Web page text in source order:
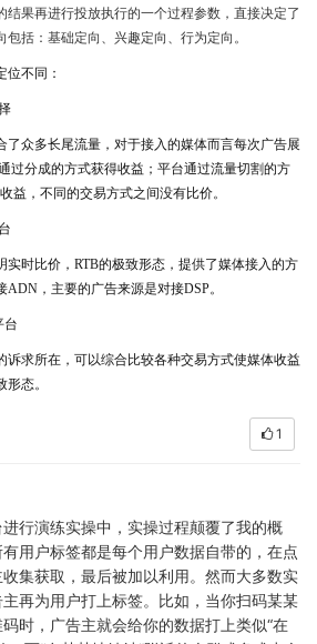
结果再进行投放执行的一个过程参数，直接决定了
括：基础定向、兴趣定向、行为定向。
位不同 ：
了众多长尾流量，对于接入的媒体而言每次广告展
通过分成的方式获得收益；平台通过流量切割的方
益，不同的交易方式之间没有比价。
实时比价， RTB的极致形态，提供了媒体接入的方
，主要的广告来源是对接DSP。
台
诉求所在，可以综合比较各种交易方式使媒体收益
态。
1
进行演练实操中，实操过程颠覆了我的概
用户标签都是每个用户数据自带的，在点
集获取，最后被加以利用。然而大多数实
再为用户打上标签。比如，当你扫码某某
时，广告主就会给你的数据打上类似“在